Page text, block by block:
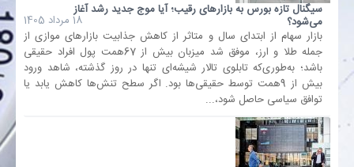
صنعت معدن و تجارت
بیمه و بورس
سیگنال تازه بورس به بازارهای رقیب؛ آیا موج جدید رشد آغاز
می‌شود؟
18 مرداد 1405
بازار سهام از ابتدای سال و متاثر از کاهش جذابیت بازارهای موازی از
جمله طلا و ارز، موفق شد میزبان بیش از 67همت پول افراد حقیقی
باشد؛ به‌طوری‌که تابلوی تالار شیشه‌ای تنها در روز گذشته، شاهد ورود
بیش از 9همت توسط حقیقی‌ها بود. اگر سطح تنش‌ها کاهش یابد یا
توافق سیاسی حاصل شود،...